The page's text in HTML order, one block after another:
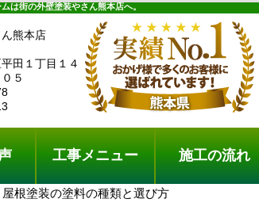
は街の外壁塗装やさん熊本店へ。
熊本店
田１丁目１４
５
料金プラン 無料点検
工事メニュー 施工の流れ
根塗装の塗料の種類と選び方